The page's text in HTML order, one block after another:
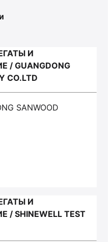
И
GUANGDONG
CO.LTD
SANWOOD
И
SHINEWELL TEST